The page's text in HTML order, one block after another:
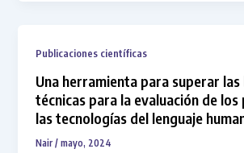
Publicaciones científicas
Una herramienta para superar
técnicas para la evaluación de los
las tecnologías del lenguaje
Nair/mayo, 2024